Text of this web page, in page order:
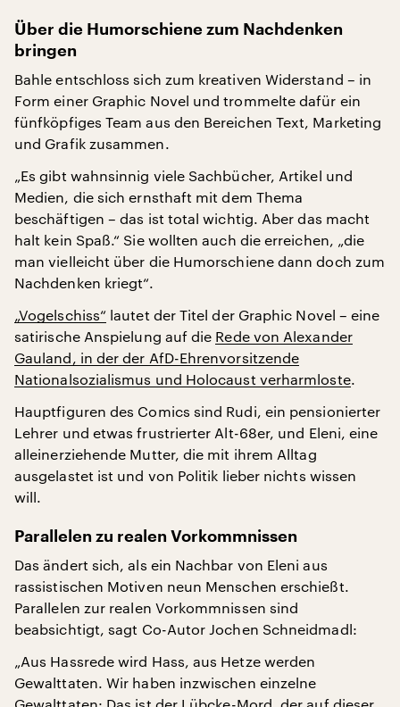
Über die Humorschiene zum Nachdenken
bringen
Bahle entschloss sich zum kreativen Widerstand – in
Form einer Graphic Novel und trommelte dafür ein
fünfköpfiges Team aus den Bereichen Text, Marketing
und Grafik zusammen.
„Es gibt wahnsinnig viele Sachbücher, Artikel und
Medien, die sich ernsthaft mit dem Thema
beschäftigen – das ist total wichtig. Aber das macht
halt kein Spaß.“ Sie wollten auch die erreichen, „die
man vielleicht über die Humorschiene dann doch zum
Nachdenken kriegt“.
„Vogelschiss“ lautet der Titel der Graphic Novel – eine
satirische Anspielung auf die Rede von Alexander
Gauland, in der der AfD-Ehrenvorsitzende
Nationalsozialismus und Holocaust verharmloste.
Hauptfiguren des Comics sind Rudi, ein pensionierter
Lehrer und etwas frustrierter Alt-68er, und Eleni, eine
alleinerziehende Mutter, die mit ihrem Alltag
ausgelastet ist und von Politik lieber nichts wissen
will.
Parallelen zu realen Vorkommnissen
Das ändert sich, als ein Nachbar von Eleni aus
rassistischen Motiven neun Menschen erschießt.
Parallelen zur realen Vorkommnissen sind
beabsichtigt, sagt Co-Autor Jochen Schneidmadl:
„Aus Hassrede wird Hass, aus Hetze werden
Gewalttaten. Wir haben inzwischen einzelne